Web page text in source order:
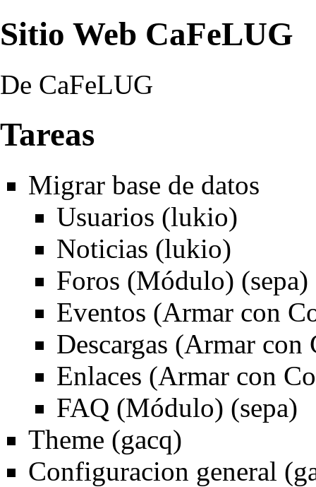
Sitio Web CaFeLUG
De CaFeLUG
Tareas
Migrar base de datos
Usuarios (lukio)
Noticias (lukio)
Foros (Módulo) (sepa)
Eventos (Armar con
Descargas (Armar
Enlaces (Armar con
FAQ (Módulo) (sepa)
Theme (gacq)
Configuracion general